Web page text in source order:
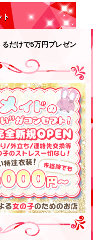
だけで5万円プレゼン